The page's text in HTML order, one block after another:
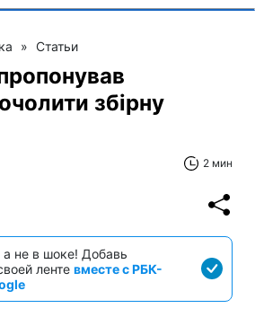
» Статьи
збірну
2 мин
а не в шоке! Добавь
ленте вместе с РБК-